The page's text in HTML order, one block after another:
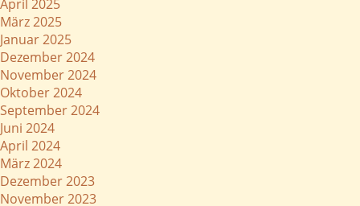
April 2025
März 2025
Januar 2025
Dezember 2024
November 2024
Oktober 2024
September 2024
Juni 2024
April 2024
März 2024
Dezember 2023
November 2023